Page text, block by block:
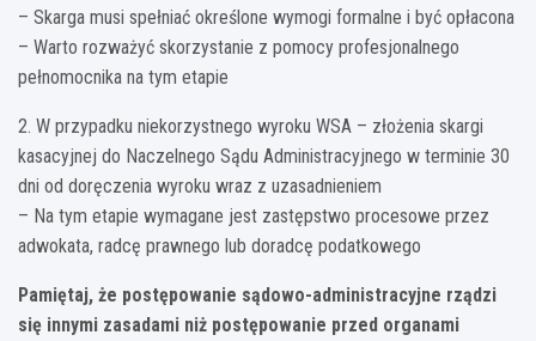
– Skarga musi spełniać określone wymogi formalne i być opłacona
– Warto rozważyć skorzystanie z pomocy profesjonalnego
pełnomocnika na tym etapie
2. W przypadku niekorzystnego wyroku WSA – złożenia skargi
kasacyjnej do Naczelnego Sądu Administracyjnego w terminie 30
dni od doręczenia wyroku wraz z uzasadnieniem
– Na tym etapie wymagane jest zastępstwo procesowe przez
adwokata, radcę prawnego lub doradcę podatkowego
Pamiętaj, że postępowanie sądowo-administracyjne rządzi
się innymi zasadami niż postępowanie przed organami